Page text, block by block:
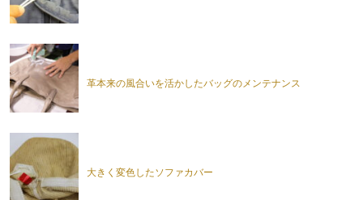
革本来の風合いを活かしたバッグのメンテナンス
大きく変色したソファカバー